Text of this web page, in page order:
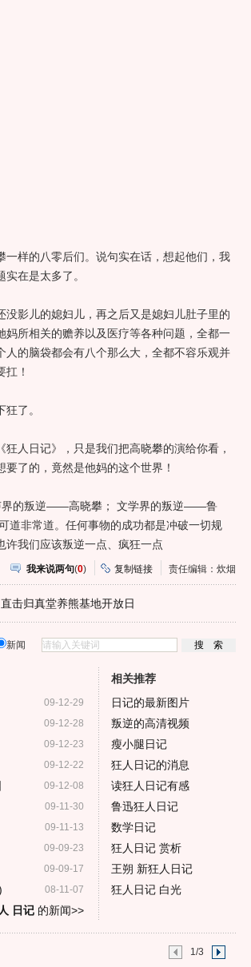
样的八零后们。说句实在话，想起他们，我
在是太多了。
影儿的媳妇儿，再之后又是媳妇儿肚子里的
所相关的赡养以及医疗等各种问题，全都一
的脑袋都会有八个那么大，全都不容乐观并
！
了。
人日记》，只是我们把高晓攀的演给你看，
要了的，竟然是他妈的这个世界！
的叛逆——高晓攀； 文学界的叛逆——鲁
道非常道。任何事物的成功都是冲破一切规
许我们应该叛逆一点、疯狂一点
我来说两句(0) 复制链接 责任编辑：炊烟
直击归真堂养熊基地开放日
新闻
09-12-29
09-12-28
09-12-23
09-12-22
09-12-08
09-11-30
09-11-13
09-09-23
09-09-17
08-11-07
日记的新闻>>
相关推荐
日记的最新图片
叛逆的高清视频
瘦小腿日记
狂人日记的消息
读狂人日记有感
鲁迅狂人日记
数学日记
狂人日记 赏析
王朔 新狂人日记
狂人日记 白光
1/3